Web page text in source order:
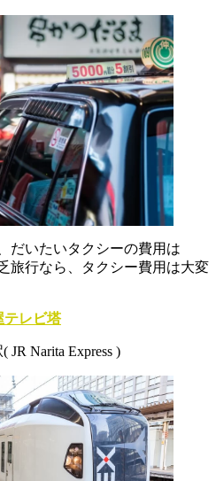
だいたいタクシーの費用は
旅行なら、タクシー費用は大変
テレビ塔
Narita Express )